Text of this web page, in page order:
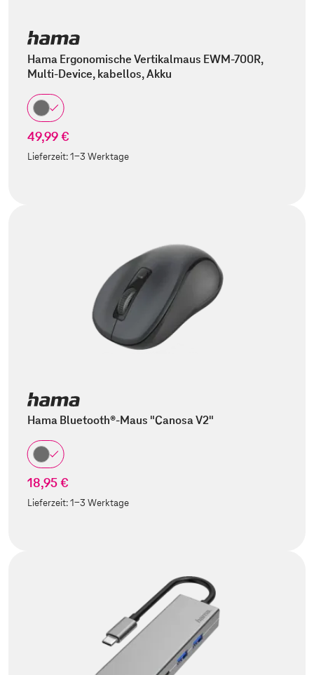
Hama Ergonomische Vertikalmaus EWM-700R,
Multi-Device, kabellos, Akku
49,99 €
Lieferzeit:1-3 Werktage
Hama Bluetooth®-Maus "Canosa V2"
18,95 €
Lieferzeit:1-3 Werktage